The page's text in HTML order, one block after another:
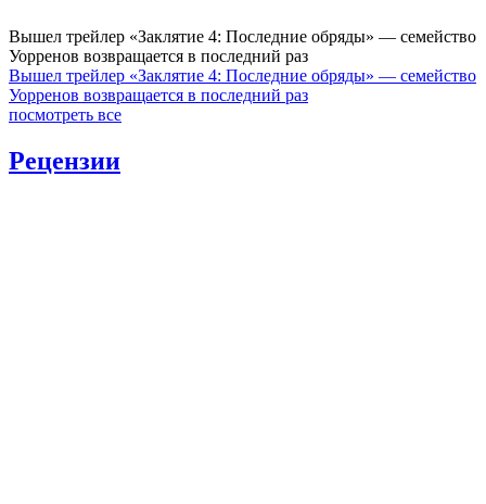
Вышел трейлер «Заклятие 4: Последние обряды» — семейство
Уорренов возвращается в последний раз
Вышел трейлер «Заклятие 4: Последние обряды» — семейство
Уорренов возвращается в последний раз
посмотреть все
Рецензии